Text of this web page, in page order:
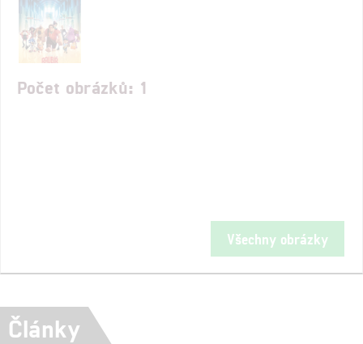
Počet obrázků: 1
Všechny obrázky
Články